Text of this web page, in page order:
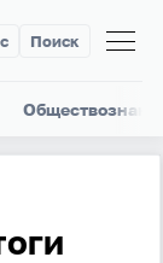
Поиск